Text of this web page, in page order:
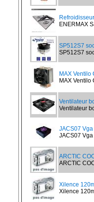
ENERMAX
SP512S7
SP512S7
MAX Ventilo
MAX Ventilo
Ventilateur
Ventilateur
JACS07
JACS07
ARCTIC
ARCTIC
Xilence
Xilence